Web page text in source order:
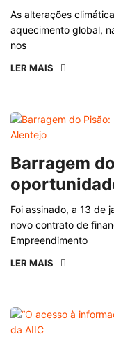
As alterações
aquecimento global,
nos
LER MAIS
Barragem
Foi assinado, a 13 de
novo contrato de
Empreendimento
LER MAIS